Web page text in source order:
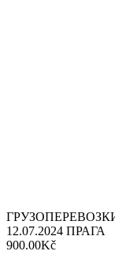
ГРУЗОПЕРЕВОЗКИ
12.07.2024 ПРАГА
900.00Kč